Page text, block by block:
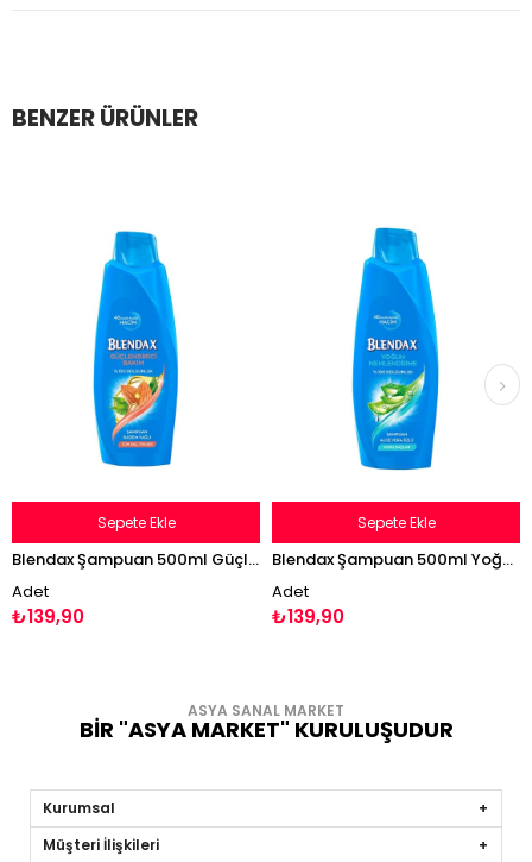
BENZER ÜRÜNLER
Blendax Şampuan 500ml Güçlendirici Bakım Badem Yağlı
Adet
₺139,90
Sepete Ekle
Blendax Şampuan 500ml Yoğun Nemlendirme Aloe Vera Özlü
Adet
₺139,90
Sepete Ekle
ASYA SANAL MARKET
BİR "ASYA MARKET" KURULUŞUDUR
Kurumsal
Müşteri İlişkileri